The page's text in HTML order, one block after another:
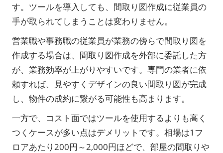
す。ツールを導入しても、間取り図作成に従業員の
手が取られてしまうことは変わりません。
営業職や事務職の従業員が業務の傍らで間取り図を
作成する場合は、間取り図作成を外部に委託した方
が、業務効率が上がりやすいです。専門の業者に依
頼すれば、見やすくデザインの良い間取り図が完成
し、物件の成約に繋がる可能性も高まります。
一方で、コスト面ではツールを使用するよりも高く
つくケースが多い点はデメリットです。相場は1フ
ロアあたり200円～2,000円ほどで、部屋の間取りや